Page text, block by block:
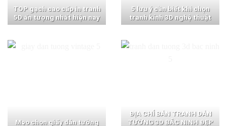
TOP gạch cao cấp in tranh
5D ấn tượng nhất hiện nay
5 lưu ý cần biết khi chọn
tranh kính 3D nghệ thuật
Mẹo chọn giấy dán tường
ĐỊA CHỈ BÁN TRANH DÁN
TƯỜNG 3D BẮC NINH ĐẸP